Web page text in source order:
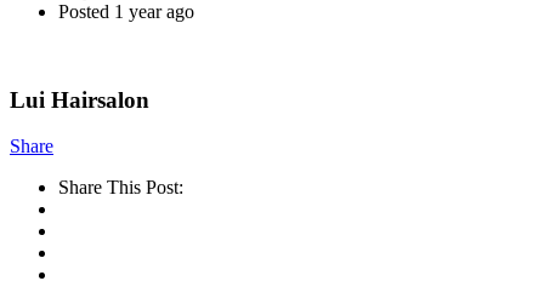
Posted 1 year ago
Lui Hairsalon
Share
Share This Post: